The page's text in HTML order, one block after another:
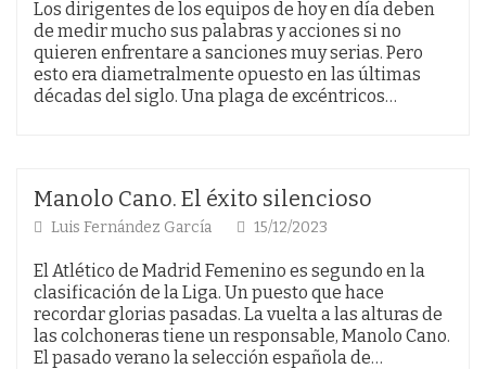
Los dirigentes de los equipos de hoy en día deben
de medir mucho sus palabras y acciones si no
quieren enfrentare a sanciones muy serias. Pero
esto era diametralmente opuesto en las últimas
décadas del siglo. Una plaga de excéntricos…
Manolo Cano. El éxito silencioso
Luis Fernández García 15/12/2023
El Atlético de Madrid Femenino es segundo en la
clasificación de la Liga. Un puesto que hace
recordar glorias pasadas. La vuelta a las alturas de
las colchoneras tiene un responsable, Manolo Cano.
El pasado verano la selección española de…